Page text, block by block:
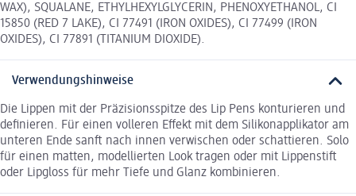
WAX), SQUALANE, ETHYLHEXYLGLYCERIN, PHENOXYETHANOL, CI
15850 (RED 7 LAKE), CI 77491 (IRON OXIDES), CI 77499 (IRON
OXIDES), CI 77891 (TITANIUM DIOXIDE).
Verwendungshinweise
Die Lippen mit der Präzisionsspitze des Lip Pens konturieren und
definieren. Für einen volleren Effekt mit dem Silikonapplikator am
unteren Ende sanft nach innen verwischen oder schattieren. Solo
für einen matten, modellierten Look tragen oder mit Lippenstift
oder Lipgloss für mehr Tiefe und Glanz kombinieren.